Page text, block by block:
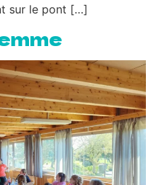
sur le pont […]